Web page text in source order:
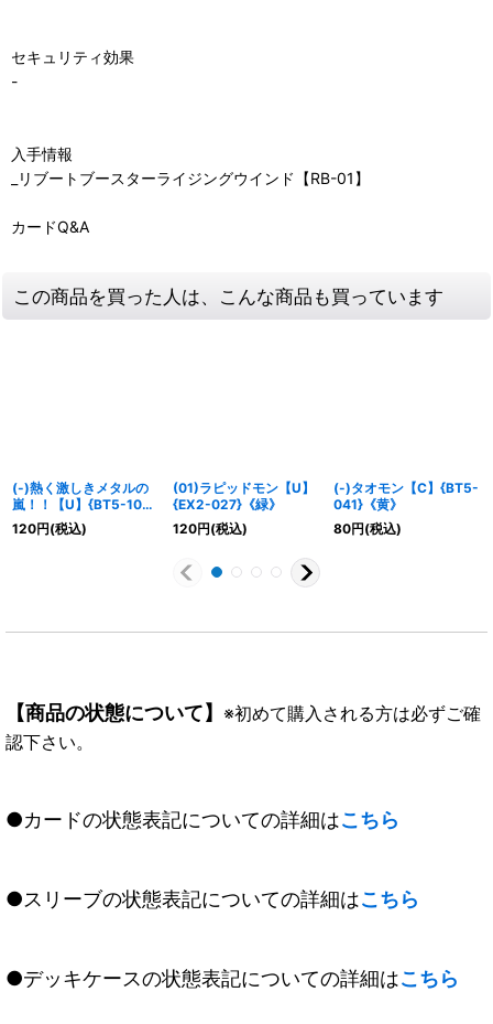
セキュリティ効果
-
入手情報
_リブートブースターライジングウインド【RB-01】
カードQ&A
この商品を買った人は、こんな商品も買っています
(-)熱く激しきメタルの
嵐！！【U】{BT5-103}
《黒》
120円(税込)
(01)ラピッドモン【U】
{EX2-027}《緑》
120円(税込)
(-)タオモン【C】{BT5-
041}《黄》
80円(税込)
【商品の状態について】 ※初めて購入される方は必ずご確
認下さい。
●カードの状態表記についての詳細はこちら
●スリーブの状態表記についての詳細はこちら
●デッキケースの状態表記についての詳細はこちら